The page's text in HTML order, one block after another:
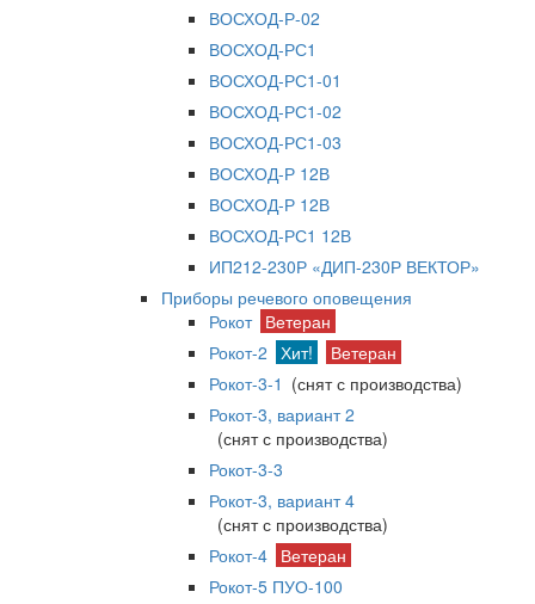
ВОСХОД-Р-02
ВОСХОД-РС1
ВОСХОД-РС1-01
ВОСХОД-РС1-02
ВОСХОД-РС1-03
ВОСХОД-Р 12В
ВОСХОД-Р 12В
ВОСХОД-РС1 12В
ИП212-230Р «ДИП-230Р ВЕКТОР»
Приборы речевого оповещения
Рокот Ветеран
Рокот-2 Хит!
Ветеран
Рокот-3-1 (снят с производства)
Рокот-3, вариант 2
(снят с производства)
Рокот-3-3
Рокот-3, вариант 4
(снят с производства)
Рокот-4 Ветеран
Рокот-5 ПУО-100